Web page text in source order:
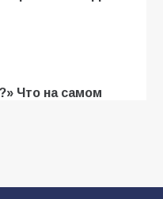
Что на самом